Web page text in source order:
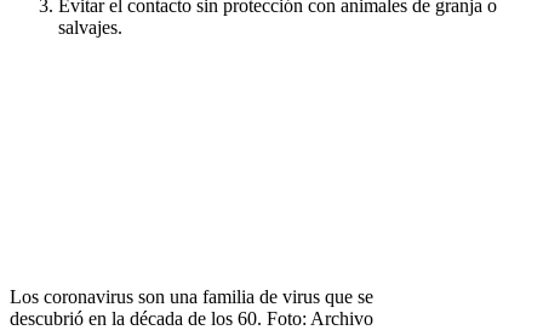
Evitar el contacto sin protección con animales de granja o
salvajes.
Los coronavirus son una familia de virus que se
descubrió en la década de los 60. Foto: Archivo